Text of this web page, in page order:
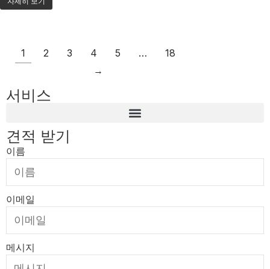
1 2 3 4 5 …
18
→
서비스
견적 받기
이름
이메일
메시지